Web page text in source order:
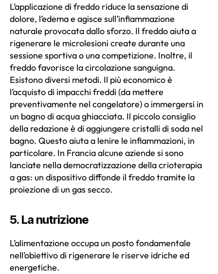
L’applicazione di freddo riduce la sensazione di
dolore, l’edema e agisce sull’infiammazione
naturale provocata dallo sforzo. Il freddo aiuta a
rigenerare le microlesioni create durante una
sessione sportiva o una competizione. Inoltre, il
freddo favorisce la circolazione sanguigna.
Esistono diversi metodi. Il più economico è
l’acquisto di impacchi freddi (da mettere
preventivamente nel congelatore) o immergersi in
un bagno di acqua ghiacciata. Il piccolo consiglio
della redazione è di aggiungere cristalli di soda nel
bagno. Questo aiuta a lenire le infiammazioni, in
particolare. In Francia alcune aziende si sono
lanciate nella democratizzazione della crioterapia
a gas: un dispositivo diffonde il freddo tramite la
proiezione di un gas secco.
5. La nutrizione
L’alimentazione occupa un posto fondamentale
nell’obiettivo di rigenerare le riserve idriche ed
energetiche.